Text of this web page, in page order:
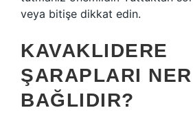
veya bitişe dikkat edin.
KAVAKLIDERE
ŞARAPLARI
BAĞLIDIR?